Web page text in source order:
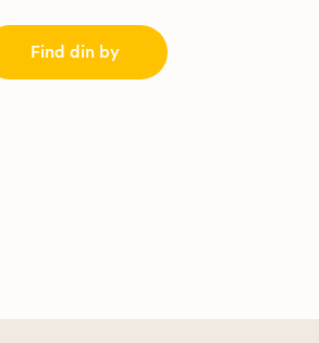
Find din by